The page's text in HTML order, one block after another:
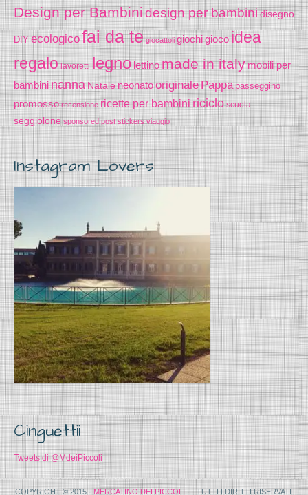
Design per Bambinidesign per bambinidisegno
DIY ecologicofai da te giocattoli giochigioco idea
regalo lavoretti legno lettinomade in italymobili per
bambininannaNatale neonatooriginale Pappa passeggino
promosso recensione ricette per bambini riciclo scuola
seggiolone sponsored post stickers viaggio
Instagram Lovers
Cinguettii
Tweets di @MdeiPiccoli
COPYRIGHT © 2015 ·MERCATINO DEI PICCOLI· - TUTTI I DIRITTI RISERVATI.